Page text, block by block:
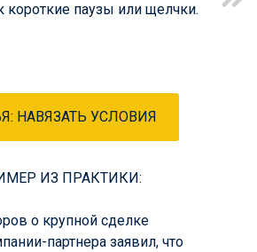
паузы или щелчки.
НАВЯЗАТЬ УСЛОВИЯ
ИЗ ПРАКТИКИ:
о крупной сделке
партнера заявил, что